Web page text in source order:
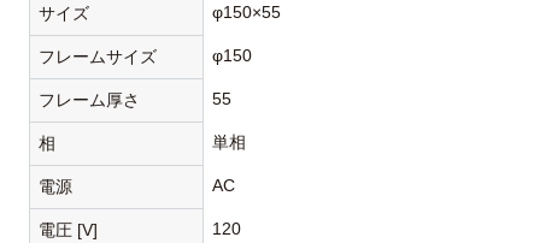
サイズ φ150×55
フレームサイズ φ150
フレーム厚さ 55
相 単相
電源 AC
電圧 [V] 120